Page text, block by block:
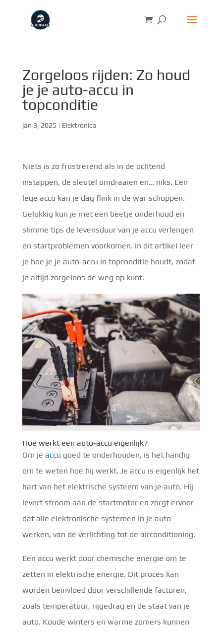
Zorgeloos rijden: Zo houd
je je auto-accu in
topconditie
jan 3, 2025 | Elektronica
Niets is zo frustrerend als in de ochtend
instappen, de sleutel omdraaien en… niks. Een
lege accu kan je dag flink in de war schoppen.
Gelukkig kun je met een beetje onderhoud en
slimme tips de levensduur van je accu verlengen
en startproblemen voorkomen. In dit artikel leer
je hoe je je auto-accu in topconditie houdt, zodat
je altijd zorgeloos de weg op kunt.
Hoe werkt een auto-accu eigenlijk?
Om je accu goed te onderhouden, is het handig
om te weten hoe hij werkt. Je accu is eigenlijk het
hart van het elektrische systeem van je auto. Hij
levert stroom aan de startmotor en zorgt ervoor
dat alle elektronische systemen in je auto
werken, van de verlichting tot de airconditioning.
Een accu werkt door chemische energie om te
zetten in elektrische energie. Dit proces kan
worden beïnvloed door verschillende factoren,
zoals temperatuur, rijgedrag en de staat van je
auto. Koude winters en warme zomers kunnen